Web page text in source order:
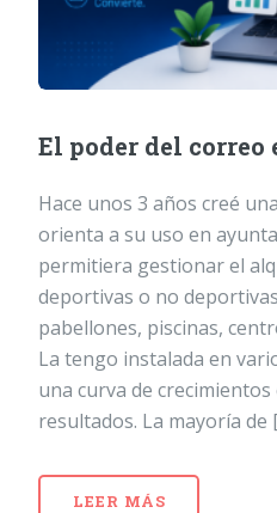
El poder del correo
Hace unos 3 años creé
orienta a su uso en
permitiera gestionar el
deportivas o no
pabellones, piscinas,
La tengo instalada en
una curva de
resultados. La mayoría de
LEER MÁS